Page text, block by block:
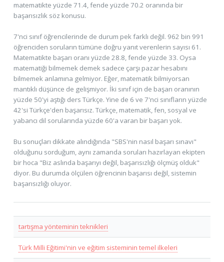
matematikte yüzde 71.4, fende yüzde 70.2 oranında bir
başarısızlık söz konusu.
7'nci sınıf öğrencilerinde de durum pek farklı değil. 962 bin 991
öğrenciden soruların tümüne doğru yanıt verenlerin sayısı 61.
Matematikte başarı oranı yüzde 28.8, fende yüzde 33. Oysa
matematiği bilmemek demek sadece çarşı pazar hesabını
bilmemek anlamına gelmiyor. Eğer, matematik bilmiyorsan
mantıklı düşünce de gelişmiyor. İki sınıf için de başarı oranının
yüzde 50'yi aştığı ders Türkçe. Yine de 6 ve 7'nci sınıfların yüzde
42'si Türkçe'den başarısız. Türkçe, matematik, fen, sosyal ve
yabancı dil sorularında yüzde 60'a varan bir başarı yok.
Bu sonuçları dikkate alındığında "SBS'nin nasıl başarı sınavı"
olduğunu sorduğum, aynı zamanda soruları hazırlayan ekipten
bir hoca "Biz aslında başarıyı değil, başarısızlığı ölçmüş olduk"
diyor. Bu durumda ölçülen öğrencinin başarısı değil, sistemin
başarısızlığı oluyor.
tartışma yönteminin teknikleri
Türk Milli Eğitimi'nin ve eğitim sisteminin temel ilkeleri